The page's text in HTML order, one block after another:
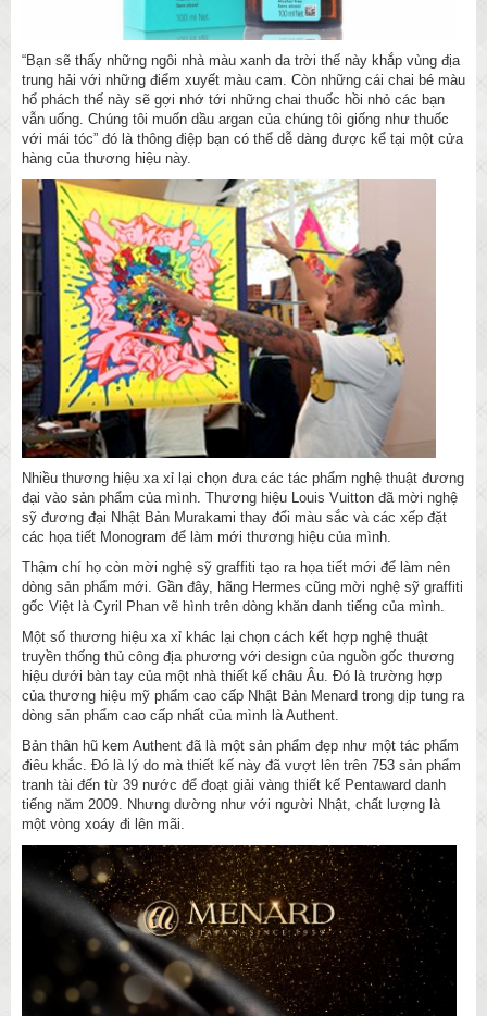
“Bạn sẽ thấy những ngôi nhà màu xanh da trời thế này khắp vùng địa
trung hải với những điểm xuyết màu cam. Còn những cái chai bé màu
hổ phách thế này sẽ gợi nhớ tới những chai thuốc hồi nhỏ các bạn
vẫn uống. Chúng tôi muốn dầu argan của chúng tôi giống như thuốc
với mái tóc” đó là thông điệp bạn có thể dễ dàng được kể tại một cửa
hàng của thương hiệu này.
Nhiều thương hiệu xa xỉ lại chọn đưa các tác phẩm nghệ thuật đương
đại vào sản phẩm của mình. Thương hiệu Louis Vuitton đã mời nghệ
sỹ đương đại Nhật Bản Murakami thay đổi màu sắc và các xếp đặt
các họa tiết Monogram để làm mới thương hiệu của mình.
Thậm chí họ còn mời nghệ sỹ graffiti tạo ra họa tiết mới để làm nên
dòng sản phẩm mới. Gần đây, hãng Hermes cũng mời nghệ sỹ graffiti
gốc Việt là Cyril Phan vẽ hình trên dòng khăn danh tiếng của mình.
Một số thương hiệu xa xỉ khác lại chọn cách kết hợp nghệ thuật
truyền thống thủ công địa phương với design của nguồn gốc thương
hiệu dưới bàn tay của một nhà thiết kế châu Âu. Đó là trường hợp
của thương hiệu mỹ phẩm cao cấp Nhật Bản Menard trong dịp tung ra
dòng sản phẩm cao cấp nhất của mình là Authent.
Bản thân hũ kem Authent đã là một sản phẩm đẹp như một tác phẩm
điêu khắc. Đó là lý do mà thiết kế này đã vượt lên trên 753 sản phẩm
tranh tài đến từ 39 nước để đoạt giải vàng thiết kế Pentaward danh
tiếng năm 2009. Nhưng dường như với người Nhật, chất lượng là
một vòng xoáy đi lên mãi.